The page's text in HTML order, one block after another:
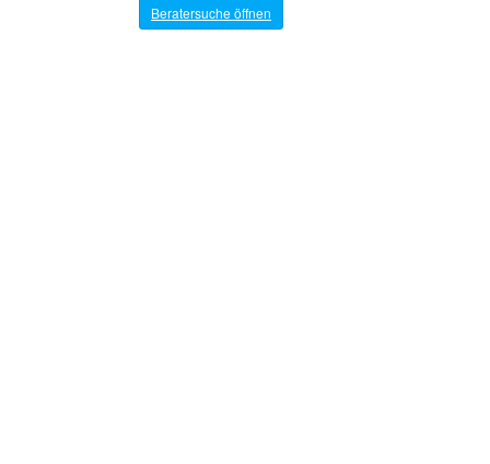
Beratersuche öffnen